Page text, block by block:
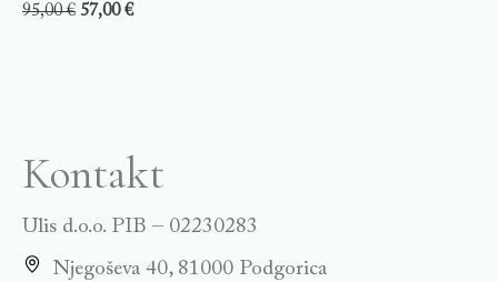
95,00€ 57,00€
Kontakt
Ulis d.o.o. PIB – 02230283
Njegoševa 40, 81000 Podgorica